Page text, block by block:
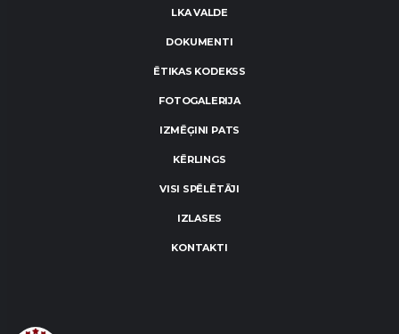
LKA VALDE
DOKUMENTI
ĒTIKAS KODEKSS
FOTOGALERIJA
IZMĒĢINI PATS
KĒRLINGS
VISI SPĒLĒTĀJI
IZLASES
KONTAKTI